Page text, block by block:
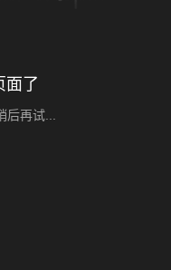
面了
再试...